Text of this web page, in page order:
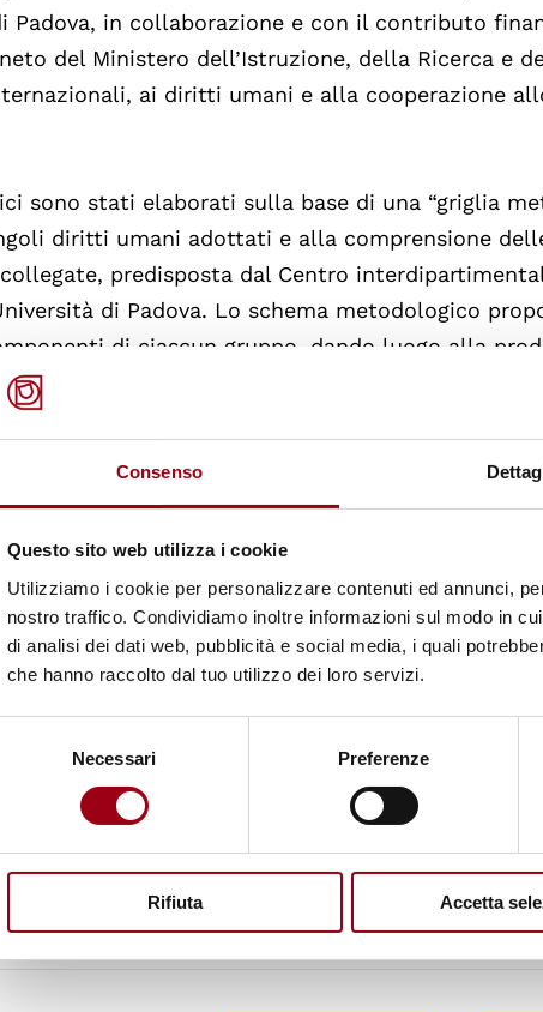
Consenso
Questo sito web utilizza i cookie
Utilizziamo i cookie per personalizzare contenuti ed annunci,
nostro traffico. Condividiamo inoltre informazioni sul modo in
di analisi dei dati web, pubblicità e social media, i quali
che hanno raccolto dal tuo utilizzo dei loro servizi.
Necessari Preferenze
Rifiuta Accetta
Padova, in collaborazione e con il contributo
del Ministero dell’Istruzione, della Ricerca e
ai diritti umani e alla cooperazione
sono stati elaborati sulla base di una “griglia
diritti umani adottati e alla comprensione
predisposta dal Centro
di Padova. Lo schema metodologico
di ciascun gruppo, dando luogo alla
progetti didattici, sia in quella di relazioni di
di diffondere nel mondo dell’educazione
basata su puntuali dati cognitivi e
e metodologicamente avanzati curricula
“abcdirittiumani” prodotto a conclusione del 1°
didattici, questo nuovo Cd-rom
caratterizzato da una dimensione